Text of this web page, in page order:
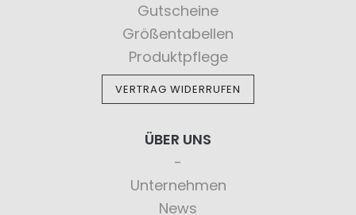
Gutscheine
Größentabellen
Produktpflege
VERTRAG WIDERRUFEN
ÜBER UNS
Unternehmen
News